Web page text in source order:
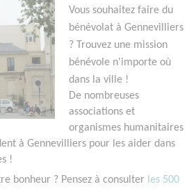
Vous souhaitez faire du
bénévolat à Gennevilliers
? Trouvez une mission
bénévole n'importe où
dans la ville !
De nombreuses
associations et
organismes humanitaires
à Gennevilliers pour les aider dans
!
bonheur ? Pensez à consulter les 500